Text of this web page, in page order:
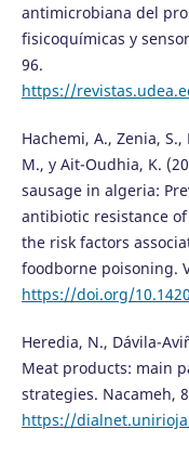
antimicrobiana del
fisicoquímicas y
96.
https://
Hachemi, A., Zenia,
M., y Ait-Oudhia, K.
sausage in algeria:
antibiotic resistance
the risk factors
foodborne poisoning.
https://doi.org/
Heredia, N., Dávila-
Meat products: main
strategies. Nacameh,
https://